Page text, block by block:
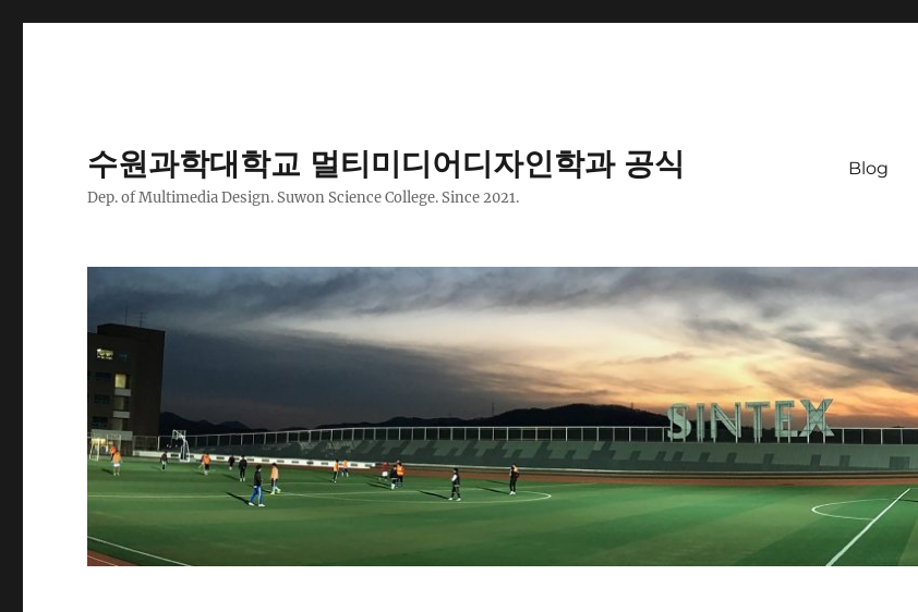
수원과학대학교 멀티미디어디자인학과 공식
Dep. of Multimedia Design. Suwon Science College. Since 2021.
Blog